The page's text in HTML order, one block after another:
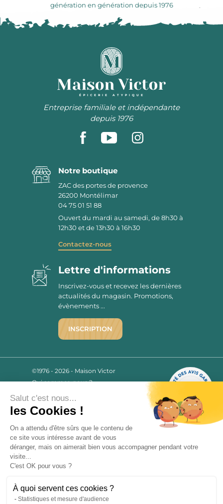
génération en génération depuis 1976
ÉPICERIE ATYPIQUE
Entreprise familiale et indépendante
depuis 1976
Notre boutique
ZAC des portes de provence
26200 Montélimar
04 75 01 51 88
Ouvert du mardi au samedi, de 8h30 à
12h30 et de 13h30 à 16h30
Contactez-nous
2779 AVIS
9.7
Lettre d'informations
Inscrivez-vous et recevez les dernières
actualités du magasin. Promotions,
évènements ...
INSCRIPTION
©1976 - 2026 - Maison Victor
Qui sommes-nous ?
Mentions légales
C.G.V.
Politique de confidentialité
FAQ
Livraisons
Salut c'est nous...
les Cookies !
On a attendu d'être sûrs que le contenu de
ce site vous intéresse avant de vous
déranger, mais on aimerait bien vous accompagner pendant votre
visite...
C'est OK pour vous ?
À quoi servent ces cookies ?
Statistiques et mesure d'audience